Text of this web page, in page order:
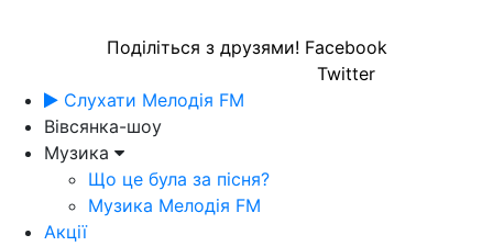
Поділіться з друзями! Facebook
Twitter
Слухати Мелодія FM
Вівсянка-шоу
Музика
Що це була за пісня?
Музика Мелодія FM
Акції